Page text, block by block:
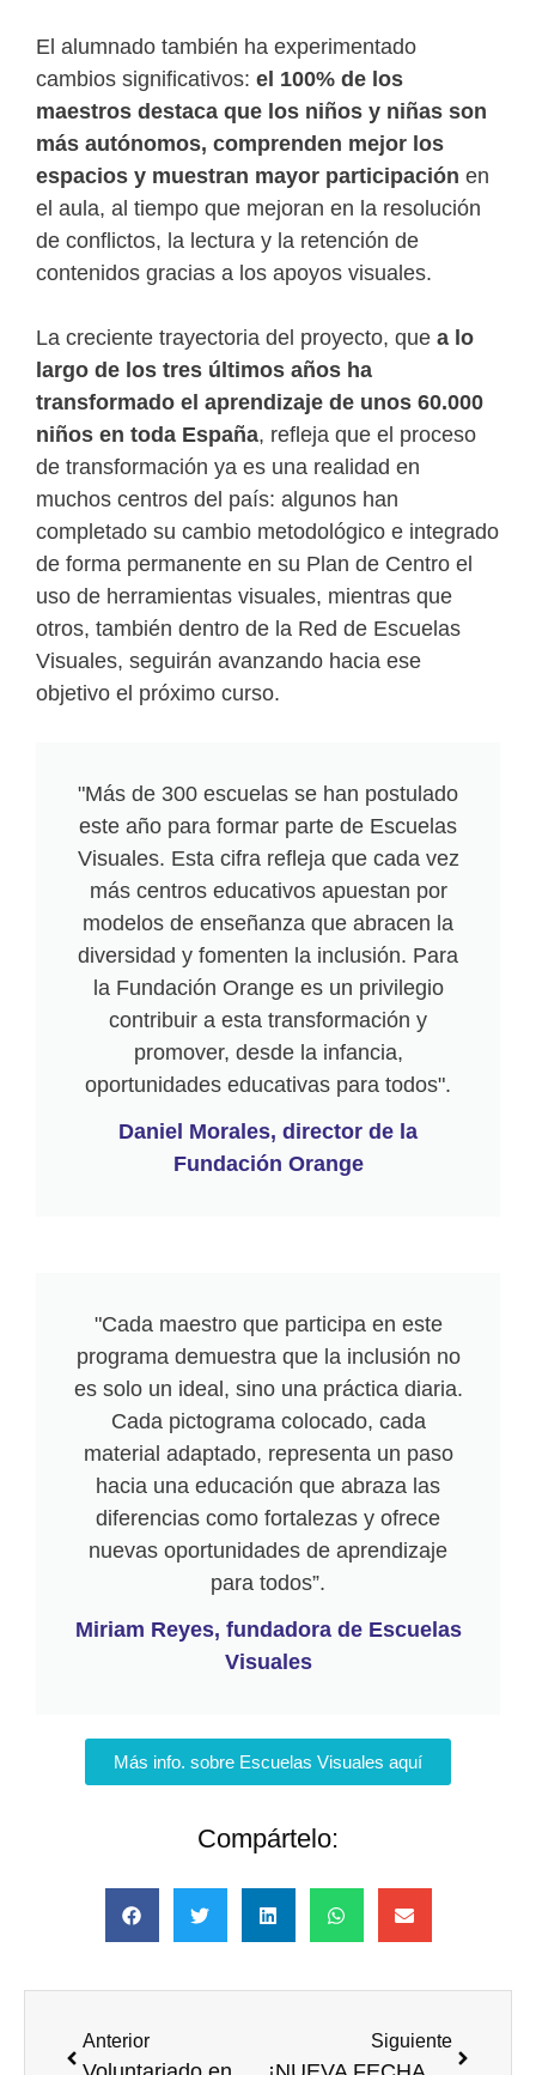
El alumnado también ha experimentado
cambios significativos: el 100% de los
maestros destaca que los niños y niñas son
más autónomos, comprenden mejor los
espacios y muestran mayor participación en
el aula, al tiempo que mejoran en la resolución
de conflictos, la lectura y la retención de
contenidos gracias a los apoyos visuales.
La creciente trayectoria del proyecto, que a lo
largo de los tres últimos años ha
transformado el aprendizaje de unos 60.000
niños en toda España, refleja que el proceso
de transformación ya es una realidad en
muchos centros del país: algunos han
completado su cambio metodológico e integrado
de forma permanente en su Plan de Centro el
uso de herramientas visuales, mientras que
otros, también dentro de la Red de Escuelas
Visuales, seguirán avanzando hacia ese
objetivo el próximo curso.
"Más de 300 escuelas se han postulado
este año para formar parte de Escuelas
Visuales. Esta cifra refleja que cada vez
más centros educativos apuestan por
modelos de enseñanza que abracen la
diversidad y fomenten la inclusión. Para
la Fundación Orange es un privilegio
contribuir a esta transformación y
promover, desde la infancia,
oportunidades educativas para todos".
Daniel Morales, director de la
Fundación Orange
"Cada maestro que participa en este
programa demuestra que la inclusión no
es solo un ideal, sino una práctica diaria.
Cada pictograma colocado, cada
material adaptado, representa un paso
hacia una educación que abraza las
diferencias como fortalezas y ofrece
nuevas oportunidades de aprendizaje
para todos”.
Miriam Reyes, fundadora de Escuelas
Visuales
Más info. sobre Escuelas Visuales aquí
Compártelo:
Anterior Siguiente